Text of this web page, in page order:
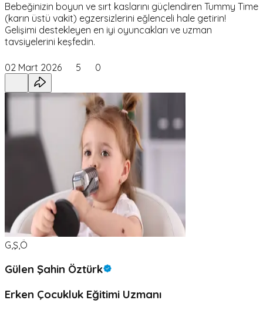
Bebeğinizin boyun ve sırt kaslarını güçlendiren Tummy Time
(karın üstü vakit) egzersizlerini eğlenceli hale getirin!
Gelişimi destekleyen en iyi oyuncakları ve uzman
tavsiyelerini keşfedin.
02 Mart 2026 5 0
G,Ş,Ö
Gülen Şahin Öztürk
Erken Çocukluk Eğitimi Uzmanı